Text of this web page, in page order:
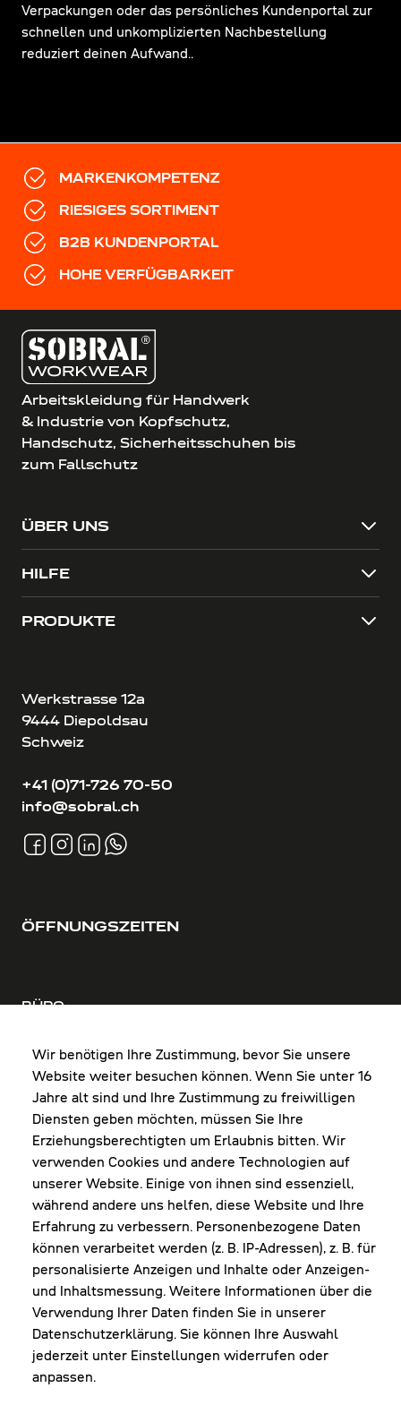
Wir benötigen Ihre Zustimmung, bevor Sie unsere
Website weiter besuchen können. Wenn Sie unter 16
Jahre alt sind und Ihre Zustimmung zu freiwilligen
Diensten geben möchten, müssen Sie Ihre
Erziehungsberechtigten um Erlaubnis bitten. Wir
verwenden Cookies und andere Technologien auf
unserer Website. Einige von ihnen sind essenziell,
während andere uns helfen, diese Website und Ihre
Erfahrung zu verbessern. Personenbezogene Daten
können verarbeitet werden (z. B. IP-Adressen), z. B. für
personalisierte Anzeigen und Inhalte oder Anzeigen-
und Inhaltsmessung. Weitere Informationen über die
Verwendung Ihrer Daten finden Sie in unserer
Datenschutzerklärung. Sie können Ihre Auswahl
jederzeit unter Einstellungen widerrufen oder
anpassen.
Verpackungen oder das persönliches Kundenportal zur
schnellen und unkomplizierten Nachbestellung
reduziert deinen Aufwand..
MARKENKOMPETENZ
RIESIGES SORTIMENT
B2B KUNDENPORTAL
HOHE VERFÜGBARKEIT
Arbeitskleidung für Handwerk
& Industrie von Kopfschutz,
Handschutz, Sicherheitsschuhen bis
zum Fallschutz
ÜBER UNS
HILFE
PRODUKTE
Werkstrasse 12a
9444 Diepoldsau
Schweiz
+41 (0)71-726 70-50
info@sobral.ch
ÖFFNUNGSZEITEN
BÜRO
FR: 8:00-12:00 & 13:00-16:00 Uhr
Shop Diepoldsau
MO-Do: 8:00-12:00 & 13:00-17:30 Uhr
Fr: 8:00-16:00 Uhr
1. Samstag im Monat: 9:00-16:00 Uhr
NEWSLETTER
Erhalte Infos zu aktueller Arbeitskleidung für
deine Firma und unseren Service